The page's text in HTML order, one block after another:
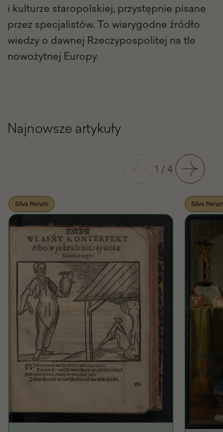
i kulturze staropolskiej, przystępnie pisane
przez specjalistów. To wiarygodne źródło
wiedzy o dawnej Rzeczypospolitej na tle
nowożytnej Europy.
Najnowsze artykuły
1 /4 Następny
Silva Rerum Silva